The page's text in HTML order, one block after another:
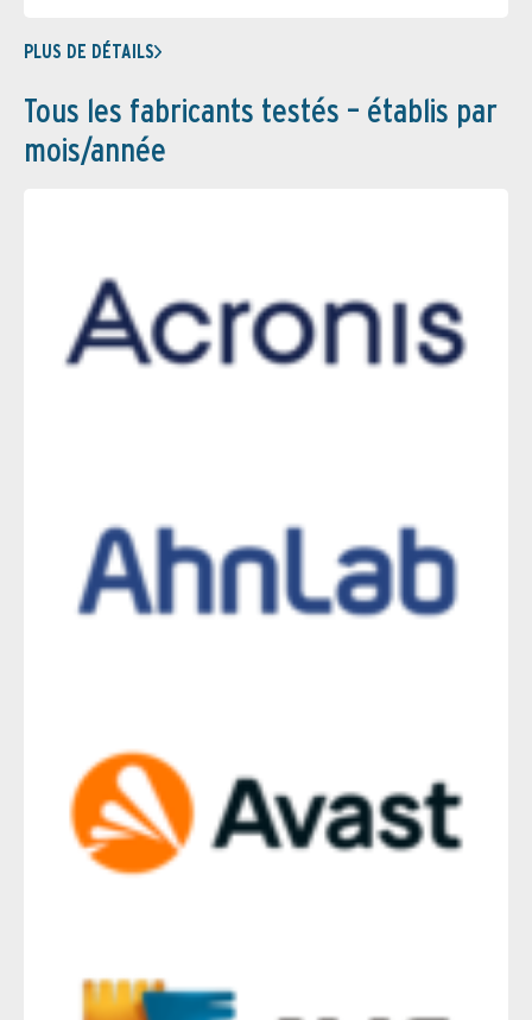
PLUS DE DÉTAILS
Tous les fabricants testés – établis par
mois/année